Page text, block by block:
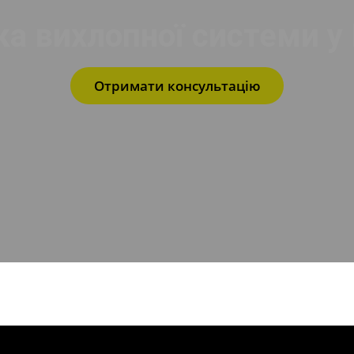
Отримати консультацію